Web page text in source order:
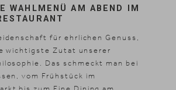
WAHLMENÜ AM ABEND IM
für ehrlichen Genuss,
wichtigste Zutat unserer
Das schmeckt man bei
vom Frühstück im